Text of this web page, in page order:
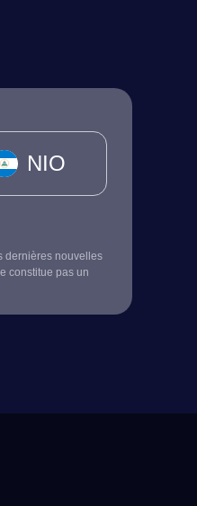
NIO
dernières nouvelles
constitue pas un